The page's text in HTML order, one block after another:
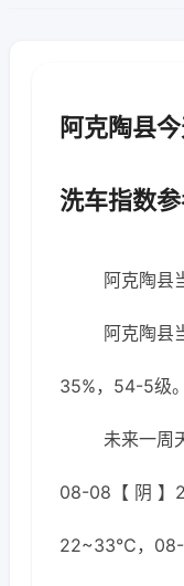
阿克陶县
洗车指数
阿克陶县
阿克陶县
35%，54-5级。
未来一周
08-08【 阴 】
22~33℃，08-